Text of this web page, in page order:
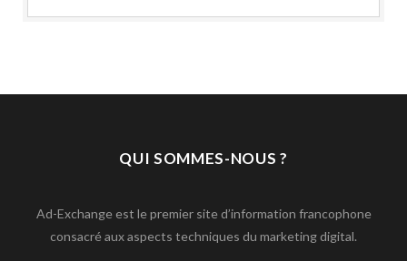
QUI SOMMES-NOUS ?
Ad-Exchange est le premier site d’information francophone
consacré aux aspects techniques du marketing digital.